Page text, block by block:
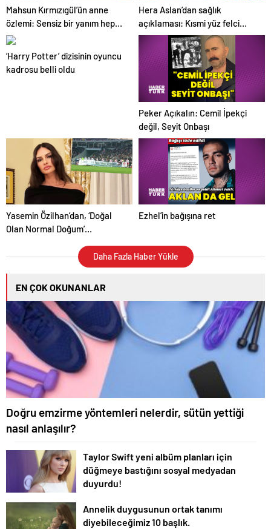
Mahsun Kırmızıgül’ün anne
özlemi: Sensiz bir yanım hep
eksik
Hera Aslan’dan sağlık
açıklaması: Kısmi yüz felci
geçirdim
‘Harry Potter’ dizisinin oyuncu
kadrosu belli oldu
Peker Açıkalın: Cemil İpekçi
değil, Seyit Onbaşı
Yasemin Özilhan’dan, ‘Doğal
Olan Normal Doğum’
Ezhel’in bağışına ret
Daha Fazla Haber Yükle
EN ÇOK OKUNANLAR
Doğru emzirme yöntemleri nelerdir, sütün yettiği
nasıl anlaşılır?
Taylor Swift yeni albüm planları için
düğmeye bastığını sosyal medyadan
duyurdu!
Annelik duygusunun ortak tanımı
diyebileceğimiz 10 başlık.